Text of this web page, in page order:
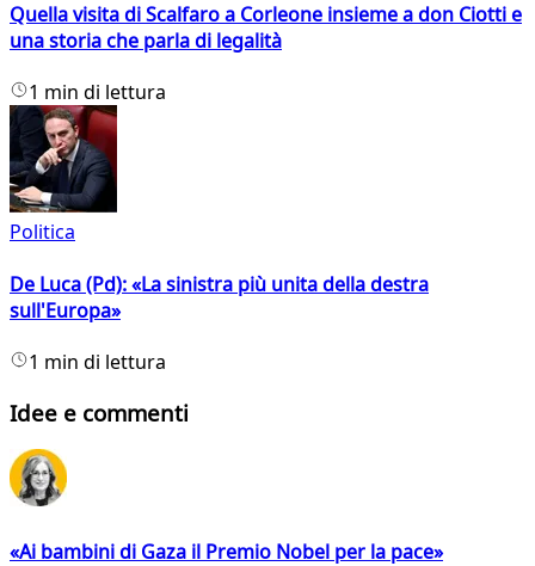
Quella visita di Scalfaro a Corleone insieme a don Ciotti e
una storia che parla di legalità
1 min di lettura
Politica
De Luca (Pd): «La sinistra più unita della destra
sull'Europa»
1 min di lettura
Idee e commenti
«Ai bambini di Gaza il Premio Nobel per la pace»